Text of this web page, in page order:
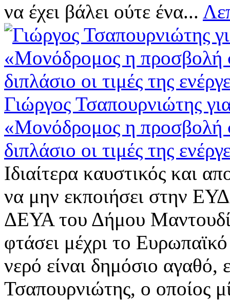
να έχει βάλει ούτε ένα...
Γιώργος Τσαπουρνιώτης
«Μονόδρομος η
διπλάσιο οι τιμές της
Ιδιαίτερα καυστικός και
να μην εκποιήσει στην
ΔΕΥΑ του Δήμου
φτάσει μέχρι το
νερό είναι δημόσιο αγαθό,
Τσαπουρνιώτης, ο οποίος